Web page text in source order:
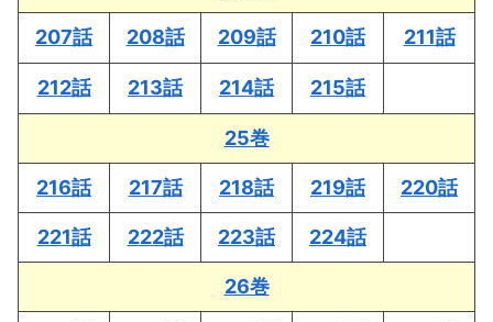
207話 208話 209話 210話 211話
212話 213話 214話 215話
25巻
216話 217話 218話 219話 220話
221話 222話 223話 224話
26巻